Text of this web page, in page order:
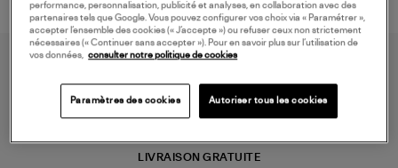
LIVRAISON GRATUITE
performance, personnalisation, publicité et analyses, en collaboration avec des
partenaires tels que Google. Vous pouvez configurer vos choix via « Paramétrer »,
accepter l’ensemble des cookies (« J’accepte ») ou refuser ceux non strictement
nécessaires (« Continuer sans accepter »). Pour en savoir plus sur l’utilisation de
vos données,
consulter notre politique de cookies
Paramètres des cookies Autoriser tous les cookies